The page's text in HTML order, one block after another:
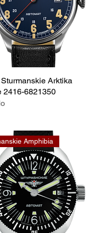
Arktika
2416-6821350
Amphibia